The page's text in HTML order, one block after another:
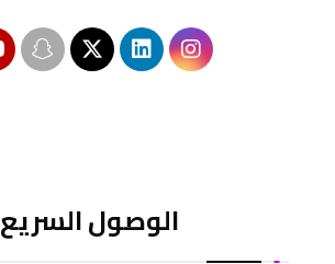
الوصول السريع